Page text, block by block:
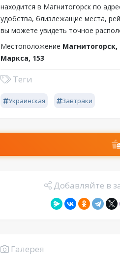
находится в Магнитогорск по
удобства, близлежащие места,
вы можете увидеть точное
Местоположение
Маркса, 153
Теги
Украинская Завтраки
Добавляйте в
Галерея